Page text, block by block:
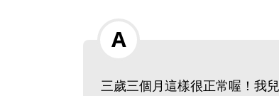
三歲三個月這樣很正常喔！我